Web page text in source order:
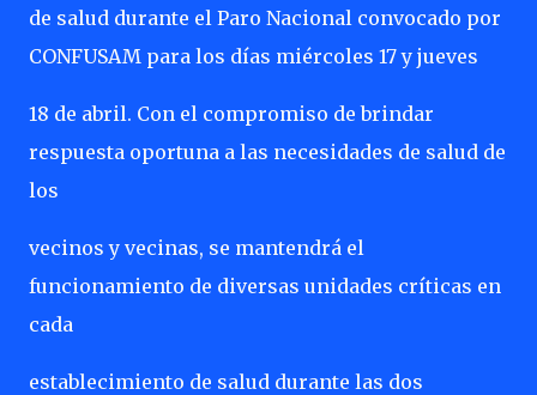
de salud durante el Paro Nacional convocado por
CONFUSAM para los días miércoles 17 y jueves
18 de abril. Con el compromiso de brindar
respuesta oportuna a las necesidades de salud de
los
vecinos y vecinas, se mantendrá el
funcionamiento de diversas unidades críticas en
cada
establecimiento de salud durante las dos